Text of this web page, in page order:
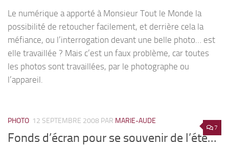
Le numérique a apporté à Monsieur Tout le Monde la
possibilité de retoucher facilement, et derrière cela la
méfiance, ou l’interrogation devant une belle photo… est
elle travaillée ? Mais c’est un faux problème, car toutes
les photos sont travaillées, par le photographe ou
l’appareil.
7
PHOTO 12 SEPTEMBRE 2008 PAR MARIE-AUDE
Fonds d’écran pour se souvenir de l’été…